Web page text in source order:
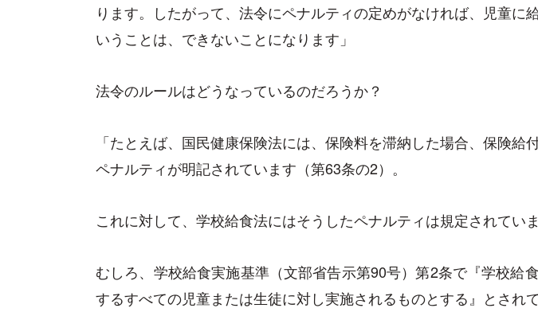
ります。したがって、法令にペナルティの定めがなければ、児童に
いうことは、できないことになります」
法令のルールはどうなっているのだろうか？
「たとえば、国民健康保険法には、保険料を滞納した場合、保険給
ペナルティが明記されています（第63条の2）。
これに対して、学校給食法にはそうしたペナルティは規定されていま
むしろ、学校給食実施基準（文部省告示第90号）第2条で『学校給
するすべての児童または生徒に対し実施されるものとする』とされ